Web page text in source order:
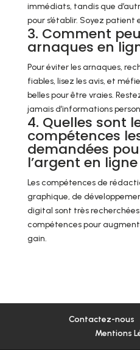
immédiats, tandis que
pour s’établir. Soyez patient
3. Comment
arnaques en
Pour éviter les arnaques,
fiables, lisez les avis, et
belles pour être vraies.
jamais d’informations
4. Quelles sont
compétences
demandées
l’argent en ligne
Les compétences de
graphique, de
digital sont très
compétences pour
gain.
Contactez-nous
Mentions